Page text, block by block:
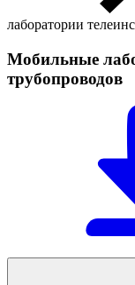
лаборатории
Мобильные
трубопроводов